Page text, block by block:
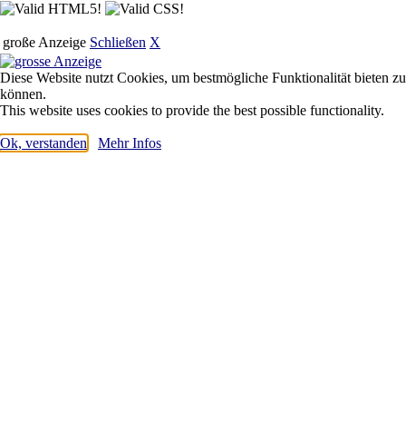
große Anzeige Schließen X
Diese Website nutzt Cookies, um bestmögliche Funktionalität bieten zu
können.
This website uses cookies to provide the best possible functionality.
Ok, verstanden Mehr Infos